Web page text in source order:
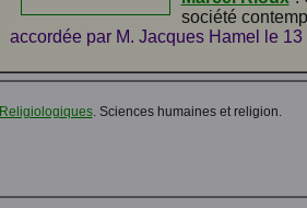
société
accordée par M. Jacques Hamel le
Religiologiques. Sciences humaines et religion.